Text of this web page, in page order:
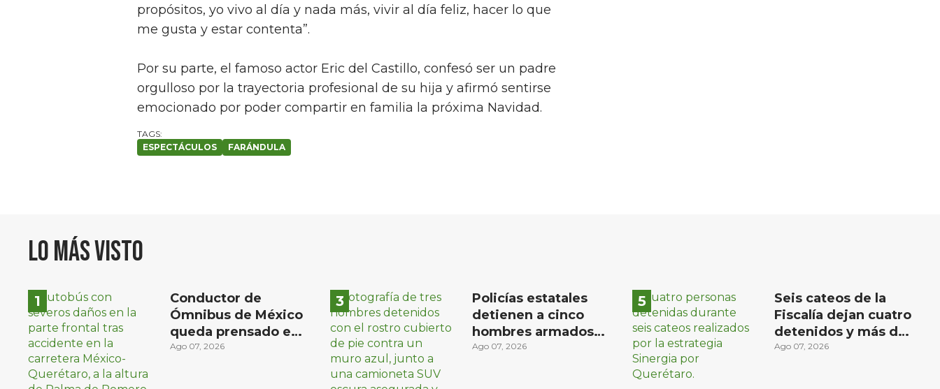
propósitos, yo vivo al día y nada más, vivir al día feliz, hacer lo que
me gusta y estar contenta”.
Por su parte, el famoso actor Eric del Castillo, confesó ser un padre
orgulloso por la trayectoria profesional de su hija y afirmó sentirse
emocionado por poder compartir en familia la próxima Navidad.
ESPECTÁCULOS FARÁNDULA
Lo más visto
Conductor de
Ómnibus de México
queda prensado en
choque con
Ago 07, 2026
Policías estatales
detienen a cinco
hombres armados
en Puebla capital
Ago 07, 2026
Seis cateos de la
Fiscalía dejan cuatro
detenidos y más de
mil dosis
Ago 07, 2026